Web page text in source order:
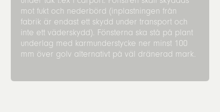
mot fukt och nederbörd (inplastningen från
fabrik är endast ett skydd under transport och
inte ett väderskydd). Fönsterna ska stå på plant
underlag med karmunderstycke ner minst 100
mm över golv alternativt på väl dränerad mark.